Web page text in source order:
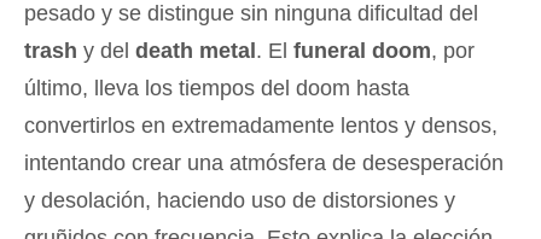
pesado y se distingue sin ninguna dificultad del
trash y del death metal . El funeral doom, por
último, lleva los tiempos del doom hasta
convertirlos en extremadamente lentos y densos,
intentando crear una atmósfera de desesperación
y desolación, haciendo uso de distorsiones y